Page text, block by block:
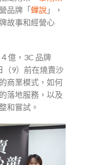
品牌「蟬說 」，
故事和經營心
億，3C 品牌
（9）前在燒賣沙
商業模式，如何
落地服務，以及
和嘗試。